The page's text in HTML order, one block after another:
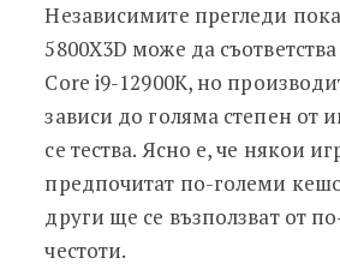
Независимите прегледи
5800X3D може да
Core i9-12900K, но
зависи до голяма степен от
се тества. Ясно е, че някои
предпочитат по-големи
други ще се възползват от
честоти.